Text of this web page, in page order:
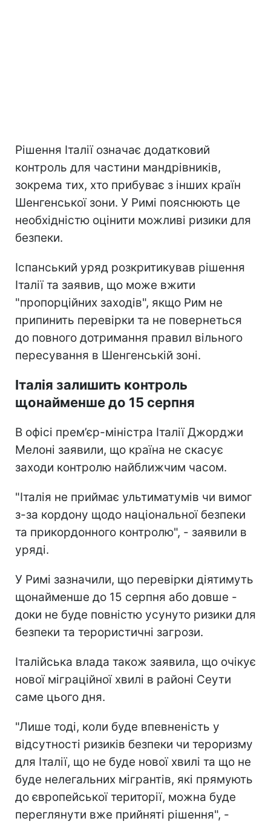
Рішення Італії означає додатковий
контроль для частини мандрівників,
зокрема тих, хто прибуває з інших країн
Шенгенської зони. У Римі пояснюють це
необхідністю оцінити можливі ризики для
безпеки.
Іспанський уряд розкритикував рішення
Італії та заявив, що може вжити
"пропорційних заходів", якщо Рим не
припинить перевірки та не повернеться
до повного дотримання правил вільного
пересування в Шенгенській зоні.
Італія залишить контроль
щонайменше до 15 серпня
В офісі прем’єр-міністра Італії Джорджи
Мелоні заявили, що країна не скасує
заходи контролю найближчим часом.
"Італія не приймає ультиматумів чи вимог
з-за кордону щодо національної безпеки
та прикордонного контролю", - заявили в
уряді.
У Римі зазначили, що перевірки діятимуть
щонайменше до 15 серпня або довше -
доки не буде повністю усунуто ризики для
безпеки та терористичні загрози.
Італійська влада також заявила, що очікує
нової міграційної хвилі в районі Сеути
саме цього дня.
"Лише тоді, коли буде впевненість у
відсутності ризиків безпеки чи тероризму
для Італії, що не буде нової хвилі та що не
буде нелегальних мігрантів, які прямують
до європейської території, можна буде
переглянути вже прийняті рішення", -